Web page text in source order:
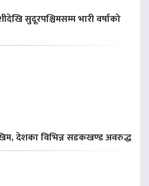
सुदूरपश्चिमसम्म भारी वर्षाको
देशका विभिन्न सडकखण्ड अवरुद्ध